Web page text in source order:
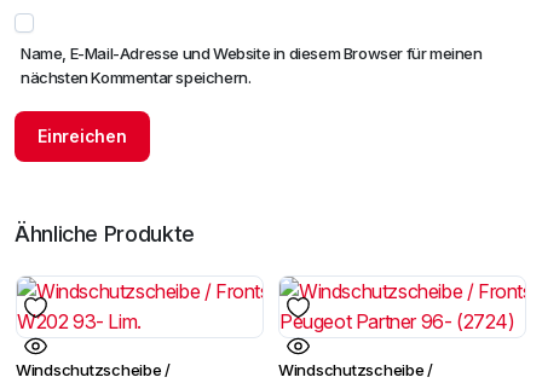
Name, E-Mail-Adresse und Website in diesem Browser für meinen
nächsten Kommentar speichern.
Ähnliche Produkte
Windschutzscheibe /
Windschutzscheibe /